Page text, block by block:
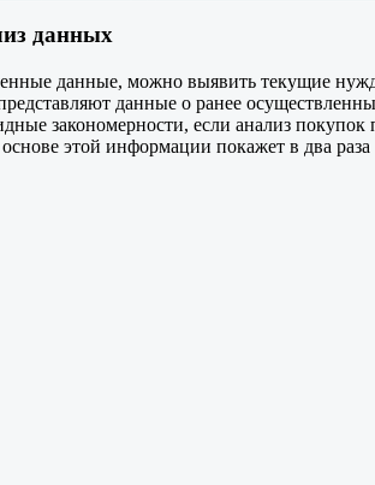
данных
данные, можно выявить текущие
данные о ранее
закономерности, если анализ
этой информации покажет в два раза